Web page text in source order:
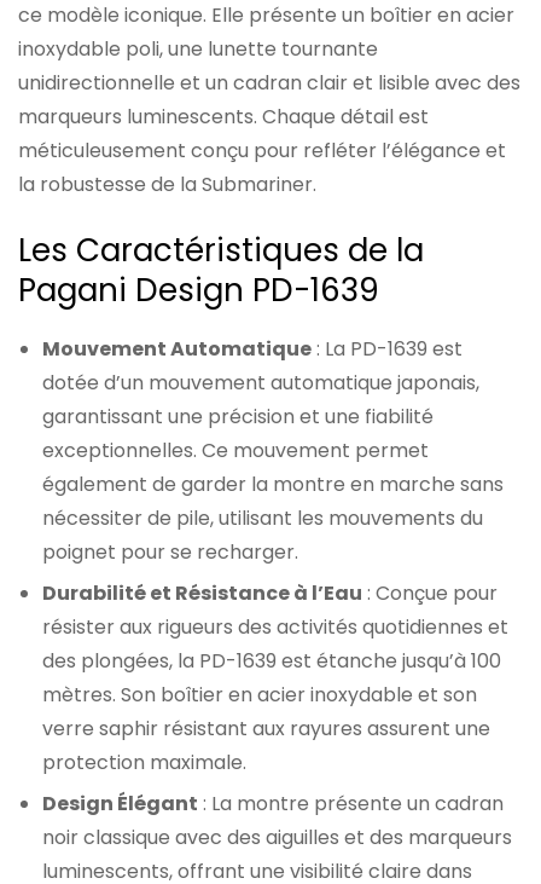
ce modèle iconique. Elle présente un boîtier en acier
inoxydable poli, une lunette tournante
unidirectionnelle et un cadran clair et lisible avec des
marqueurs luminescents. Chaque détail est
méticuleusement conçu pour refléter l’élégance et
la robustesse de la Submariner.
Les Caractéristiques de la
Pagani Design PD-1639
Mouvement Automatique: La PD-1639 est
dotée d’un mouvement automatique japonais,
garantissant une précision et une fiabilité
exceptionnelles. Ce mouvement permet
également de garder la montre en marche sans
nécessiter de pile, utilisant les mouvements du
poignet pour se recharger.
Durabilité et Résistance à l’Eau : Conçue pour
résister aux rigueurs des activités quotidiennes et
des plongées, la PD-1639 est étanche jusqu’à 100
mètres. Son boîtier en acier inoxydable et son
verre saphir résistant aux rayures assurent une
protection maximale.
Design Élégant : La montre présente un cadran
noir classique avec des aiguilles et des marqueurs
luminescents, offrant une visibilité claire dans